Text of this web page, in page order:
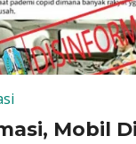
Mobil